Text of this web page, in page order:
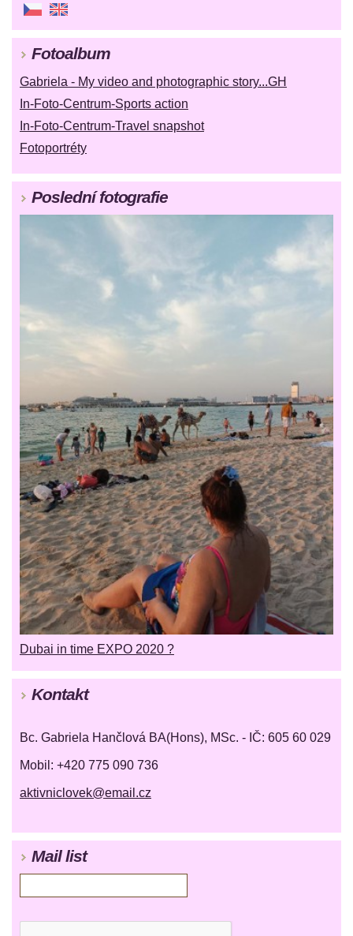
Fotoalbum
Gabriela - My video and photographic story...GH
In-Foto-Centrum-Sports action
In-Foto-Centrum-Travel snapshot
Fotoportréty
Poslední fotografie
Dubai in time EXPO 2020 ?
Kontakt
Bc. Gabriela Hančlová BA(Hons), MSc. - IČ: 605 60 029
Mobil: +420 775 090 736
aktivniclovek@email.cz
Mail list